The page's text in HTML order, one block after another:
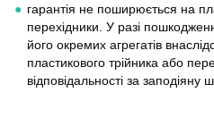
гарантія не поширюється на
перехідники. У разі
його окремих агрегатів
пластикового трійника або
відповідальності за заподіяну